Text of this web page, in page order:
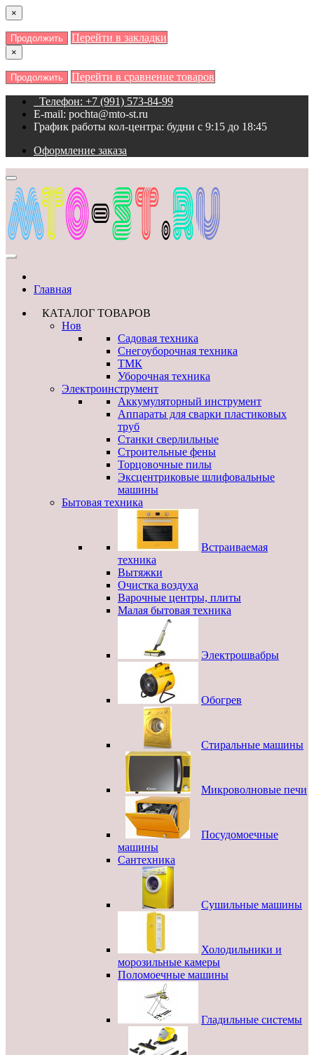
×
Продолжить Перейти в закладки
×
Продолжить Перейти в сравнение товаров
Телефон: +7 (991) 573-84-99
E-mail: pochta@mto-st.ru
График работы кол-центра: будни с 9:15 до 18:45
Оформление заказа
Главная
КАТАЛОГ ТОВАРОВ
Нов
Садовая техника
Снегоуборочная техника
ТМК
Уборочная техника
Электроинструмент
Аккумуляторный инструмент
Аппараты для сварки пластиковых
труб
Станки сверлильные
Строительные фены
Торцовочные пилы
Эксцентриковые шлифовальные
машины
Бытовая техника
Встраиваемая
техника
Вытяжки
Очистка воздуха
Варочные центры, плиты
Малая бытовая техника
Электрошвабры
Обогрев
Стиральные машины
Микроволновые печи
Посудомоечные
машины
Сантехника
Сушильные машины
Холодильники и
морозильные камеры
Поломоечные машины
Гладильные системы